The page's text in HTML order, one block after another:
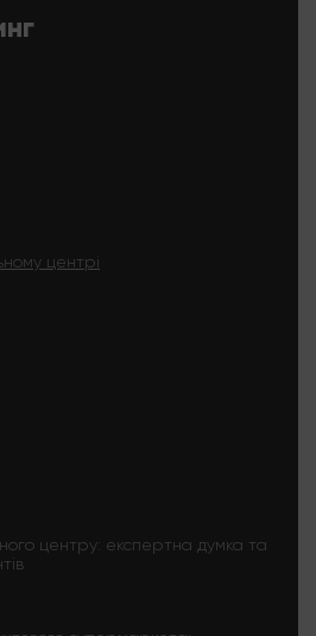
центрі
центру: експертна думка та